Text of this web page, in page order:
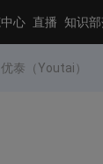
心 直播 知识
优泰（Youtai）